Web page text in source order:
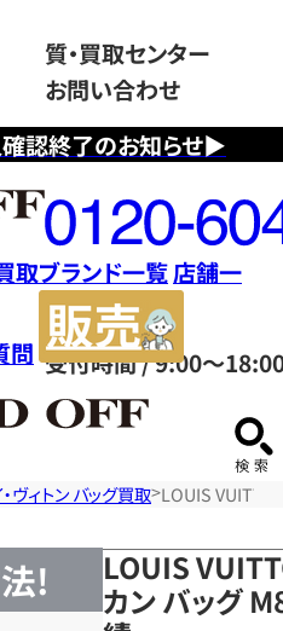
認終了のお知らせ▶
質・買取センター
お問い合わせ
フ
リ
ー
ダ
イ
ヤ
ル
0120604117
受付時間 / 9:00～
取ブランド一覧店舗一
問
サ
ヴィトン バッグ買取 LOUIS
!
LOUIS
カン バッグ